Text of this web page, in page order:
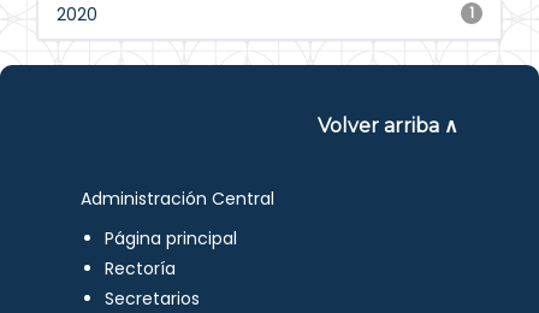
1
2020
Volver arriba ∧
Administración Central
Página principal
Rectoría
Secretarios